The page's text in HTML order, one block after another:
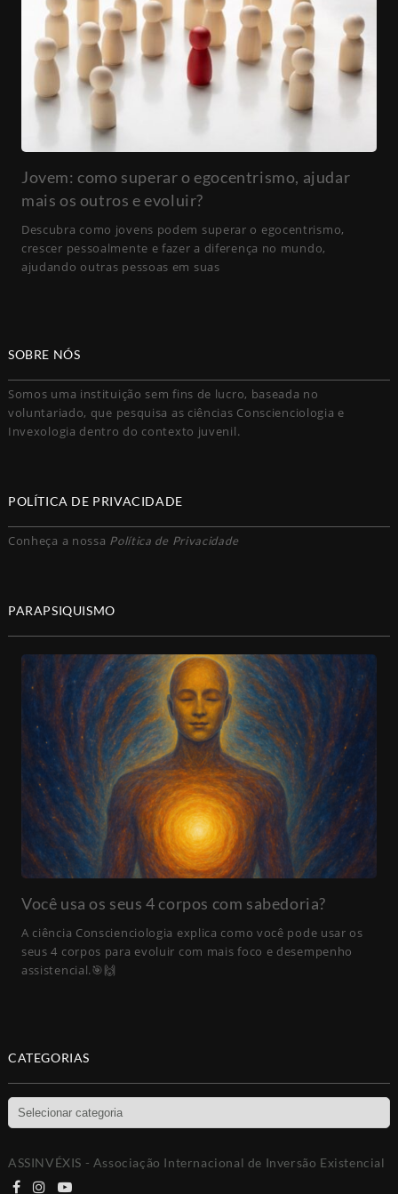
Jovem: como superar o egocentrismo, ajudar
mais os outros e evoluir?
Descubra como jovens podem superar o egocentrismo,
crescer pessoalmente e fazer a diferença no mundo,
ajudando outras pessoas em suas
SOBRE NÓS
Somos uma instituição sem fins de lucro, baseada no
voluntariado, que pesquisa as ciências Conscienciologia e
Invexologia dentro do contexto juvenil.
POLÍTICA DE PRIVACIDADE
Conheça a nossa Política de Privacidade
PARAPSIQUISMO
Você usa os seus 4 corpos com sabedoria?
A ciência Conscienciologia explica como você pode usar os
seus 4 corpos para evoluir com mais foco e desempenho
assistencial.🎯🙌
CATEGORIAS
Categorias
ASSINVÉXIS - Associação Internacional de Inversão Existencial